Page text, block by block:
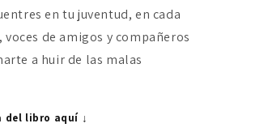
en tu juventud, en cada
de amigos y compañeros
a huir de las malas
del libro aquí ↓